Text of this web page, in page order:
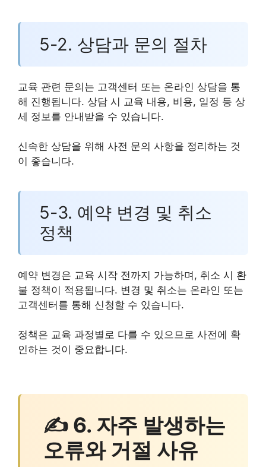
5-2. 상담과 문의 절차
교육 관련 문의는 고객센터 또는 온라인 상담을 통
해 진행됩니다. 상담 시 교육 내용, 비용, 일정 등 상
세 정보를 안내받을 수 있습니다.
신속한 상담을 위해 사전 문의 사항을 정리하는 것
이 좋습니다.
5-3. 예약 변경 및 취소
정책
예약 변경은 교육 시작 전까지 가능하며, 취소 시 환
불 정책이 적용됩니다. 변경 및 취소는 온라인 또는
고객센터를 통해 신청할 수 있습니다.
정책은 교육 과정별로 다를 수 있으므로 사전에 확
인하는 것이 중요합니다.
✍ 6. 자주 발생하는
오류와 거절 사유